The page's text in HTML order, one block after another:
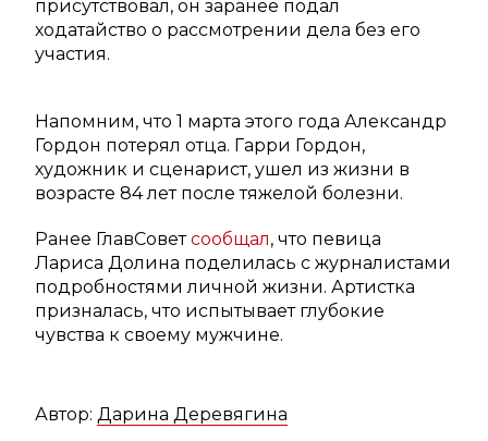
присутствовал, он заранее подал
ходатайство о рассмотрении дела без его
участия.
Напомним, что 1 марта этого года Александр
Гордон потерял отца. Гарри Гордон,
художник и сценарист, ушел из жизни в
возрасте 84 лет после тяжелой болезни.
Ранее ГлавСоветсообщал, что певица
Лариса Долина поделилась с журналистами
подробностями личной жизни. Артистка
призналась, что испытывает глубокие
чувства к своему мужчине.
Автор: Дарина Деревягина